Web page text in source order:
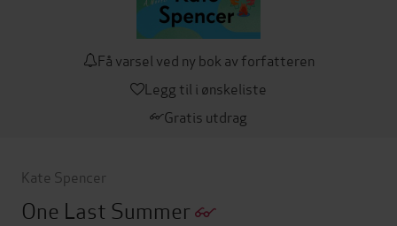
Få varsel ved ny bok av forfatteren
Legg til i ønskeliste
Gratis utdrag
Kate Spencer
One Last Summer